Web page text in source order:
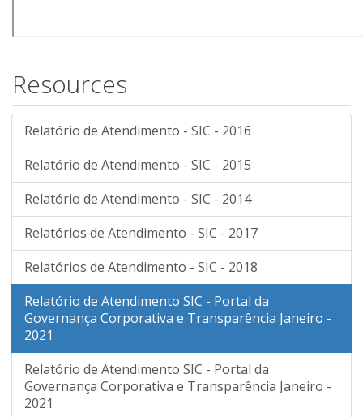
Resources
Relatório de Atendimento - SIC - 2016
Relatório de Atendimento - SIC - 2015
Relatório de Atendimento - SIC - 2014
Relatórios de Atendimento - SIC - 2017
Relatórios de Atendimento - SIC - 2018
Relatório de Atendimento SIC - Portal da
Governança Corporativa e Transparência Janeiro -
2021
Relatório de Atendimento SIC - Portal da
Governança Corporativa e Transparência Janeiro -
2021